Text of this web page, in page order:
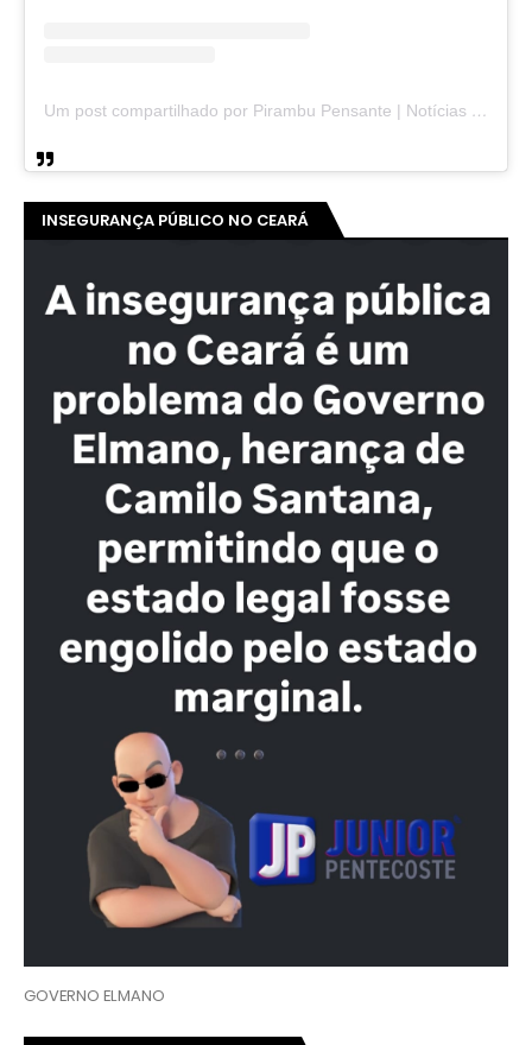
Um post compartilhado por Pirambu Pensante | Notícias & Entretenimento (@pirambupensante)
INSEGURANÇA PÚBLICO NO CEARÁ
GOVERNO ELMANO